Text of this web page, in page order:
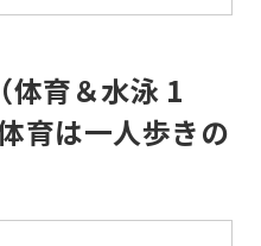
体育＆水泳 1
育は一人歩きの